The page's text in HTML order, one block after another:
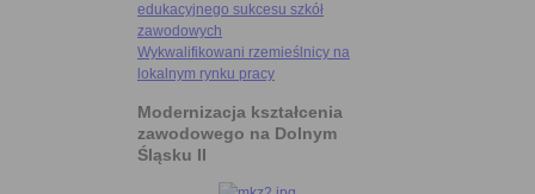
edukacyjnego sukcesu szkół
zawodowych
Wykwalifikowani rzemieślnicy na
lokalnym rynku pracy
Modernizacja kształcenia
zawodowego na Dolnym
Śląsku II